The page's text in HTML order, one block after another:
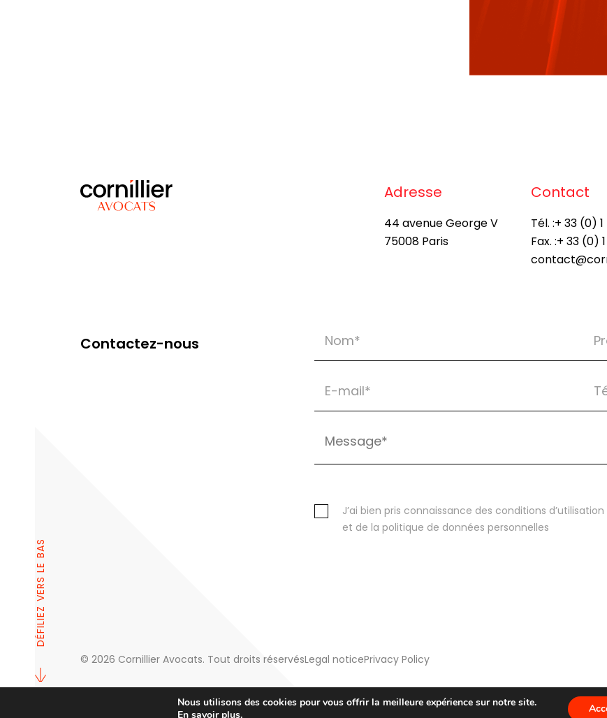
DÉFILIEZ VERS LE BAS
Adresse
44 avenue George V
75008 Paris
Contact
Tél. :+ 33 (0)
Fax. :+ 33 (0)
Contactez-nous
J’ai bien pris connaissance des conditions
et de la politique de données personnelles
© 2026 Cornillier Avocats. Tout droits réservésLegal noticePrivacy Policy
Nous utilisons des cookies pour vous offrir la meilleure expérience sur notre site.
En savoir plus.